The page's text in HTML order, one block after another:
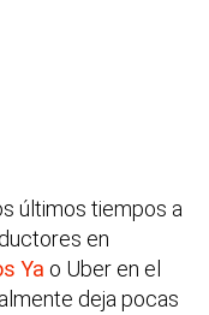
últimos tiempos a
en
Ya o Uber en el
deja pocas